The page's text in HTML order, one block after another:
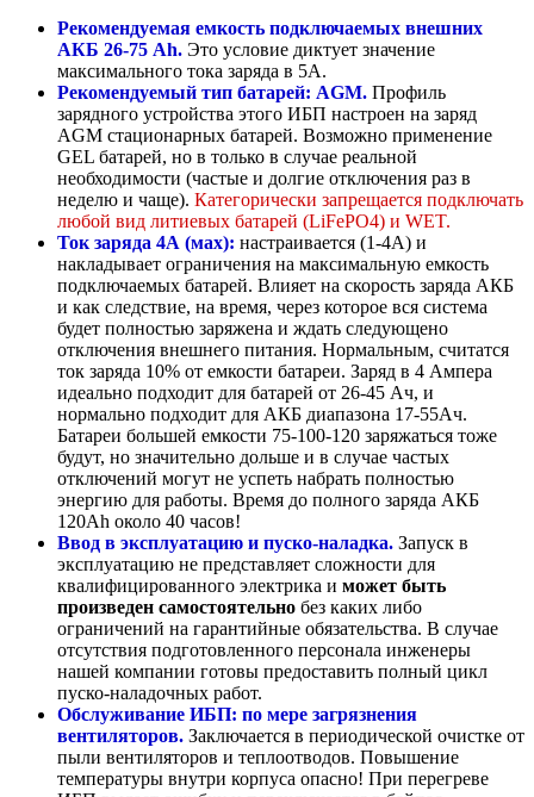
Рекомендуемая емкость подключаемых внешних
АКБ 26-75 Ah. Это условие диктует значение
максимального тока заряда в 5А.
Рекомендуемый тип батарей: AGM. Профиль
зарядного устройства этого ИБП настроен на заряд
AGM стационарных батарей. Возможно применение
GEL батарей, но в только в случае реальной
необходимости (частые и долгие отключения раз в
неделю и чаще). Категорически запрещается подключать
любой вид литиевых батарей (LiFePO4) и WET.
Ток заряда 4А (мах): настраивается (1-4А) и
накладывает ограничения на максимальную емкость
подключаемых батарей. Влияет на скорость заряда АКБ
и как следствие, на время, через которое вся система
будет полностью заряжена и ждать следующено
отключения внешнего питания. Нормальным, считатся
ток заряда 10% от емкости батареи. Заряд в 4 Ампера
идеально подходит для батарей от 26-45 Ач, и
нормально подходит для АКБ диапазона 17-55Ач.
Батареи большей емкости 75-100-120 заряжаться тоже
будут, но значительно дольше и в случае частых
отключений могут не успеть набрать полностью
энергию для работы. Время до полного заряда АКБ
120Ah около 40 часов!
Ввод в эксплуатацию и пуско-наладка. Запуск в
эксплуатацию не представляет сложности для
квалифицированного электрика и может быть
произведен самостоятельно без каких либо
ограничений на гарантийные обязательства. В случае
отсутствия подготовленного персонала инженеры
нашей компании готовы предоставить полный цикл
пуско-наладочных работ.
Обслуживание ИБП: по мере загрязнения
вентиляторов. Заключается в периодической очистке от
пыли вентиляторов и теплоотводов. Повышение
температуры внутри корпуса опасно! При перегреве